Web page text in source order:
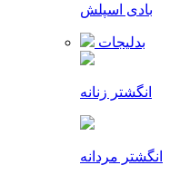
بادی اسپلش
بدلیجات
انگشتر زنانه
انگشتر مردانه